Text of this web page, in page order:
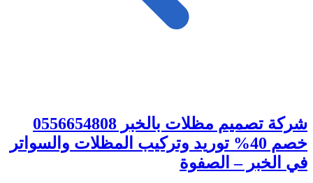
شركة تصميم مظلات بالخبر 0556654808
خصم 40% توريد وتركيب المظلات والسواتر
في الخبر – الصفوة